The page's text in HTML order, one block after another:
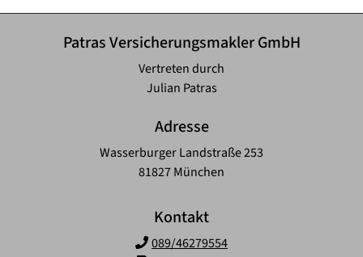
Patras Versicherungsmakler GmbH
Vertreten durch
Julian Patras
Adresse
Wasserburger Landstraße 253
81827 München
Kontakt
089/46279554